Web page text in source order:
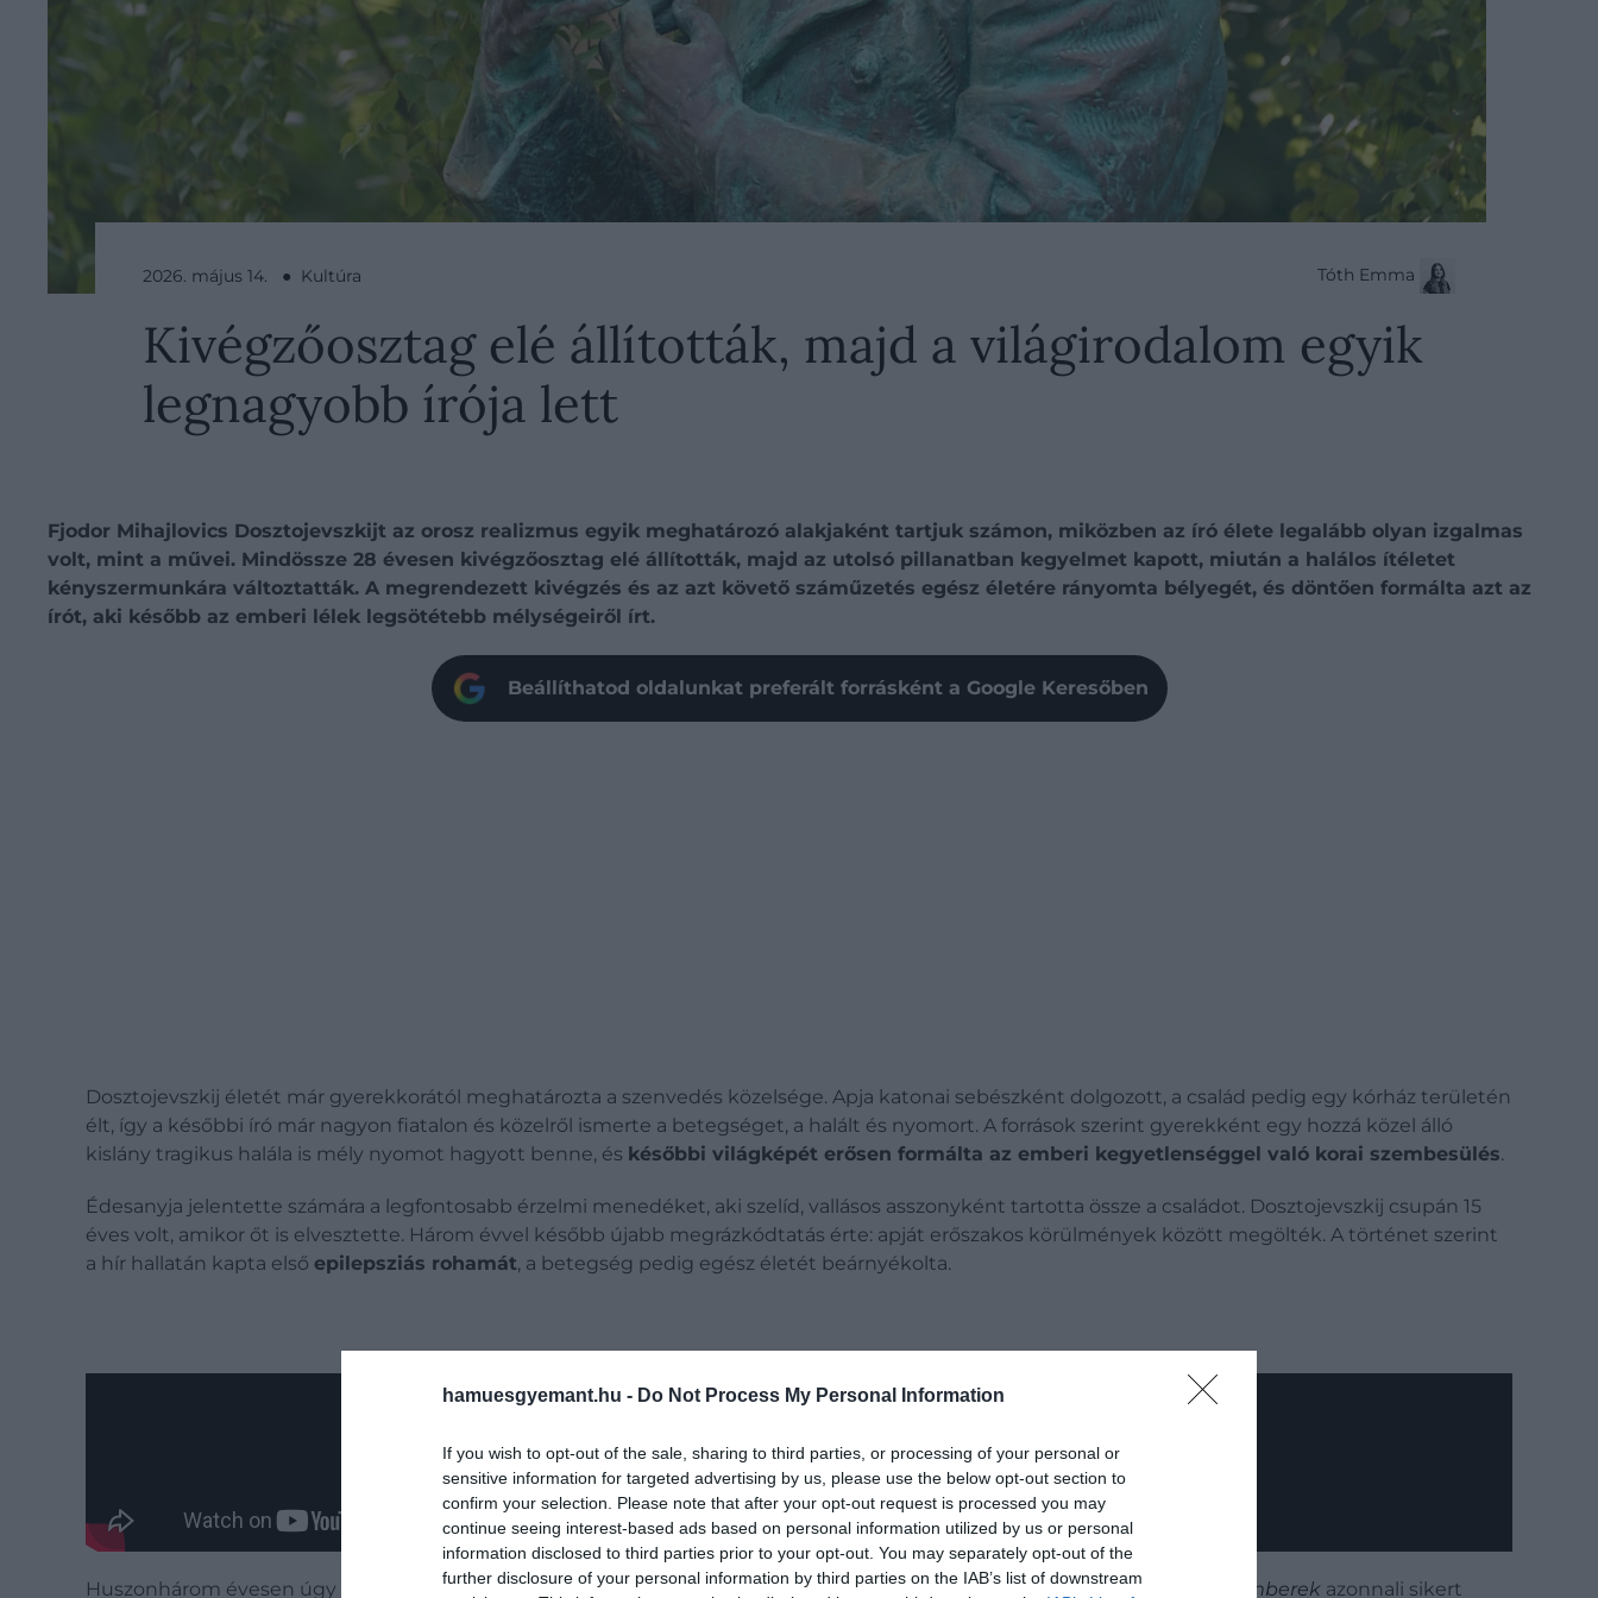
hamuesgyemant.hu - Do Not Process My Personal Information
If you wish to opt-out of the sale, sharing to third parties, or processing of your personal or
sensitive information for targeted advertising by us, please use the below opt-out section to
confirm your selection. Please note that after your opt-out request is processed you may
continue seeing interest-based ads based on personal information utilized by us or personal
information disclosed to third parties prior to your opt-out. You may separately opt-out of the
further disclosure of your personal information by third parties on the IAB’s list of downstream
2026. május 14. ● Kultúra Tóth Emma
Kivégzőosztag elé állították, majd a világirodalom egyik
legnagyobb írója lett
Fjodor Mihajlovics Dosztojevszkijt az orosz realizmus egyik meghatározó alakjaként tartjuk számon, miközben az író élete legalább olyan izgalmas
volt, mint a művei. Mindössze 28 évesen kivégzőosztag elé állították, majd az utolsó pillanatban kegyelmet kapott, miután a halálos ítéletet
kényszermunkára változtatták. A megrendezett kivégzés és az azt követő száműzetés egész életére rányomta bélyegét, és döntően formálta azt az
írót, aki később az emberi lélek legsötétebb mélységeiről írt.
Beállíthatod oldalunkat preferált forrásként a Google Keresőben
Dosztojevszkij életét már gyerekkorától meghatározta a szenvedés közelsége. Apja katonai sebészként dolgozott, a család pedig egy kórház területén
élt, így a későbbi író már nagyon fiatalon és közelről ismerte a betegséget, a halált és nyomort. A források szerint gyerekként egy hozzá közel álló
kislány tragikus halála is mély nyomot hagyott benne, és későbbi világképét erősen formálta az emberi kegyetlenséggel való korai szembesülés.
Édesanyja jelentette számára a legfontosabb érzelmi menedéket, aki szelíd, vallásos asszonyként tartotta össze a családot. Dosztojevszkij csupán 15
éves volt, amikor őt is elvesztette. Három évvel később újabb megrázkódtatás érte: apját erőszakos körülmények között megölték. A történet szerint
a hír hallatán kapta első epilepsziás rohamát, a betegség pedig egész életét beárnyékolta.
Huszonhárom évesen úgy döntött, felhagy tanulmányaival, és minden idejét az írásnak szenteli. Első regénye, a Szegény emberek azonnali sikert